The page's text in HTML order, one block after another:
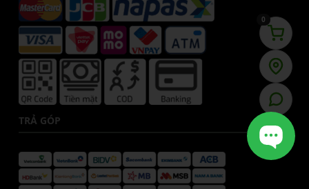
TRẢ GÓP
0